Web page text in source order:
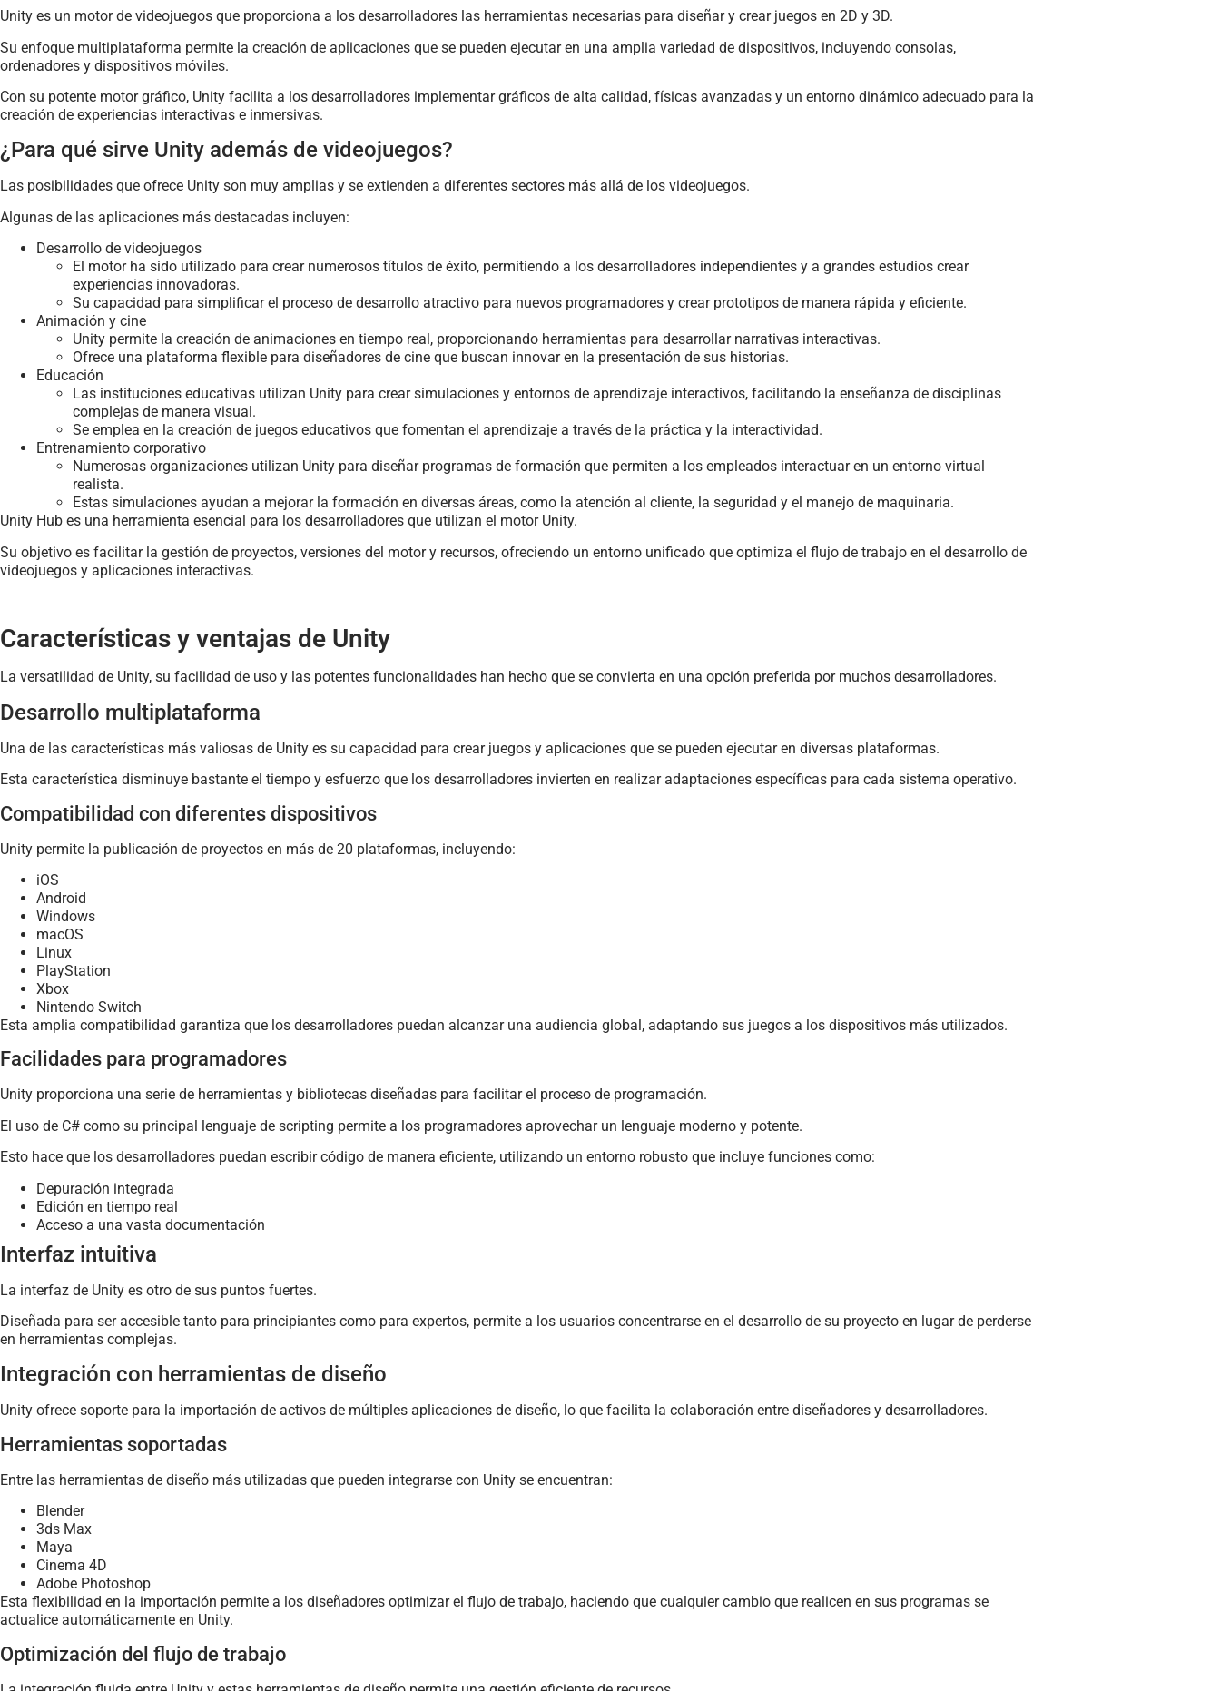
Unity es un motor de videojuegos que proporciona a los desarrolladores las herramientas necesarias para diseñar y crear juegos en 2D y 3D.
Su enfoque multiplataforma permite la creación de aplicaciones que se pueden ejecutar en una amplia variedad de dispositivos, incluyendo consolas,
ordenadores y dispositivos móviles.
Con su potente motor gráfico, Unity facilita a los desarrolladores implementar gráficos de alta calidad, físicas avanzadas y un entorno dinámico adecuado para la
creación de experiencias interactivas e inmersivas.
¿Para qué sirve Unity además de videojuegos?
Las posibilidades que ofrece Unity son muy amplias y se extienden a diferentes sectores más allá de los videojuegos.
Algunas de las aplicaciones más destacadas incluyen:
Desarrollo de videojuegos
El motor ha sido utilizado para crear numerosos títulos de éxito, permitiendo a los desarrolladores independientes y a grandes estudios crear
experiencias innovadoras.
Su capacidad para simplificar el proceso de desarrollo atractivo para nuevos programadores y crear prototipos de manera rápida y eficiente.
Animación y cine
Unity permite la creación de animaciones en tiempo real, proporcionando herramientas para desarrollar narrativas interactivas.
Ofrece una plataforma flexible para diseñadores de cine que buscan innovar en la presentación de sus historias.
Educación
Las instituciones educativas utilizan Unity para crear simulaciones y entornos de aprendizaje interactivos, facilitando la enseñanza de disciplinas
complejas de manera visual.
Se emplea en la creación de juegos educativos que fomentan el aprendizaje a través de la práctica y la interactividad.
Entrenamiento corporativo
Numerosas organizaciones utilizan Unity para diseñar programas de formación que permiten a los empleados interactuar en un entorno virtual
realista.
Estas simulaciones ayudan a mejorar la formación en diversas áreas, como la atención al cliente, la seguridad y el manejo de maquinaria.
Unity Hub es una herramienta esencial para los desarrolladores que utilizan el motor Unity.
Su objetivo es facilitar la gestión de proyectos, versiones del motor y recursos, ofreciendo un entorno unificado que optimiza el flujo de trabajo en el desarrollo de
videojuegos y aplicaciones interactivas.
Características y ventajas de Unity
La versatilidad de Unity, su facilidad de uso y las potentes funcionalidades han hecho que se convierta en una opción preferida por muchos desarrolladores.
Desarrollo multiplataforma
Una de las características más valiosas de Unity es su capacidad para crear juegos y aplicaciones que se pueden ejecutar en diversas plataformas.
Esta característica disminuye bastante el tiempo y esfuerzo que los desarrolladores invierten en realizar adaptaciones específicas para cada sistema operativo.
Compatibilidad con diferentes dispositivos
Unity permite la publicación de proyectos en más de 20 plataformas, incluyendo:
iOS
Android
Windows
macOS
Linux
PlayStation
Xbox
Nintendo Switch
Esta amplia compatibilidad garantiza que los desarrolladores puedan alcanzar una audiencia global, adaptando sus juegos a los dispositivos más utilizados.
Facilidades para programadores
Unity proporciona una serie de herramientas y bibliotecas diseñadas para facilitar el proceso de programación.
El uso de C# como su principal lenguaje de scripting permite a los programadores aprovechar un lenguaje moderno y potente.
Esto hace que los desarrolladores puedan escribir código de manera eficiente, utilizando un entorno robusto que incluye funciones como:
Depuración integrada
Edición en tiempo real
Acceso a una vasta documentación
Interfaz intuitiva
La interfaz de Unity es otro de sus puntos fuertes.
Diseñada para ser accesible tanto para principiantes como para expertos, permite a los usuarios concentrarse en el desarrollo de su proyecto en lugar de perderse
en herramientas complejas.
Integración con herramientas de diseño
Unity ofrece soporte para la importación de activos de múltiples aplicaciones de diseño, lo que facilita la colaboración entre diseñadores y desarrolladores.
Herramientas soportadas
Entre las herramientas de diseño más utilizadas que pueden integrarse con Unity se encuentran:
Blender
3ds Max
Maya
Cinema 4D
Adobe Photoshop
Esta flexibilidad en la importación permite a los diseñadores optimizar el flujo de trabajo, haciendo que cualquier cambio que realicen en sus programas se
actualice automáticamente en Unity.
Optimización del flujo de trabajo